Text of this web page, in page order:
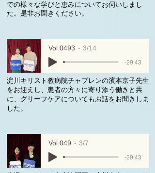
での様々な学びと恵みについてお伺いしまし
た。是非お聞きください。
Vol.0493 3/14
-29:43
淀川キリスト教病院チャプレンの濱本京子先生
をお迎えし、患者の方々に寄り添う働きと共
に、グリーフケアについてもお話をお聞きしま
した。
Vol.049 3/7
-29:43